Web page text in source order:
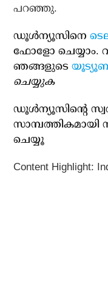
പറഞ്ഞു.
ഡൂള്‍ന്യൂസിനെ
ഫോളോ ചെയ്യാം.
ഞങ്ങളുടെ
ചെയ്യുക
ഡൂള്‍ന്യൂസിന്റെ
സാമ്പത്തികമായി
ചെയ്യൂ
Content Highlight: